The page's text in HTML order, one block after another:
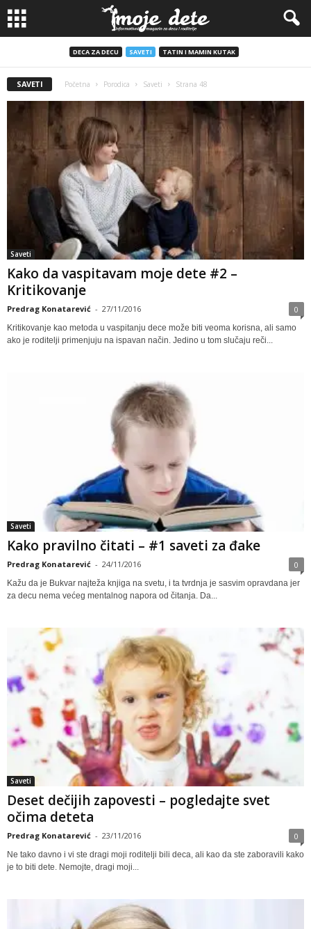
DECA ZA DECU SAVETI TATIN I MAMIN KUTAK
SAVETI Početna Porodica Saveti Strana 48
Saveti
Kako da vaspitavam moje dete #2 –
Kritikovanje
Predrag Konatarević - 27/11/2016 0
Kritikovanje kao metoda u vaspitanju dece može biti veoma korisna, ali samo
ako je roditelji primenjuju na ispavan način. Jedino u tom slučaju reči...
Saveti
Kako pravilno čitati – #1 saveti za đake
Predrag Konatarević - 24/11/2016 0
Kažu da je Bukvar najteža knjiga na svetu, i ta tvrdnja je sasvim opravdana jer
za decu nema većeg mentalnog napora od čitanja. Da...
Saveti
Deset dečijih zapovesti – pogledajte svet
očima deteta
Predrag Konatarević - 23/11/2016 0
Ne tako davno i vi ste dragi moji roditelji bili deca, ali kao da ste zaboravili kako
je to biti dete. Nemojte, dragi moji...